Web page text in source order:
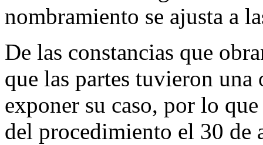
nombramiento se ajusta a
De las constancias que
que las partes tuvieron
exponer su caso, por lo
del procedimiento el 30 de